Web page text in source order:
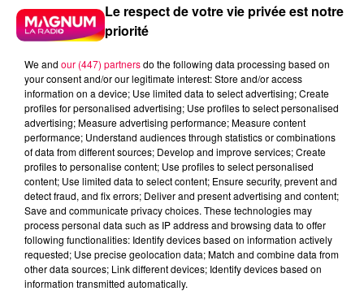
Flash infos
Crédit :Flash infos
Le respect de votre vie privée est notre
priorité
We and our (447) partnersdo the following data processing based on
your consent and/or our legitimate interest: Store and/or access
information on a device; Use limited data to select advertising; Create
profiles for personalised advertising; Use profiles to select personalised
advertising; Measure advertising performance; Measure content
performance; Understand audiences through statistics or combinations
of data from different sources; Develop and improve services; Create
profiles to personalise content; Use profiles to select personalised
content; Use limited data to select content; Ensure security, prevent and
detect fraud, and fix errors; Deliver and present advertising and content;
Save and communicate privacy choices. These technologies may
process personal data such as IP address and browsing data to offer
following functionalities: Identify devices based on information actively
requested; Use precise geolocation data; Match and combine data from
other data sources; Link different devices; Identify devices based on
information transmitted automatically.